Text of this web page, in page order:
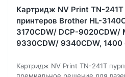
Картридж NV Print TN-
принтеров Brother HL-
3170CDW/ DCP-9020CDW/
9330CDW/ 9340CDW, 1400
Картридж NV Print TN-241T
премиальное решение для